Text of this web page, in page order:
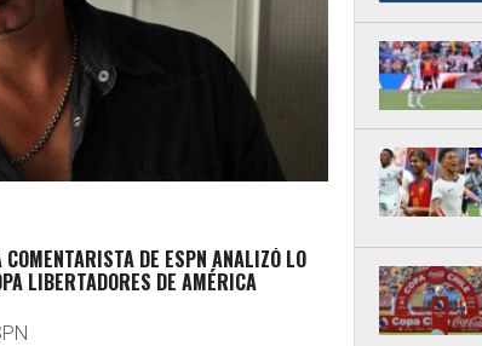
DE ESPN ANALIZÓ LO
LIBERTADORES DE AMÉRICA